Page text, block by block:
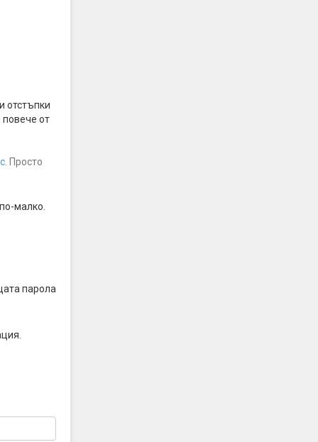
отстъпки
от
. Просто
малко.
парола